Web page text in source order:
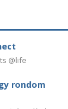
@life
rondom